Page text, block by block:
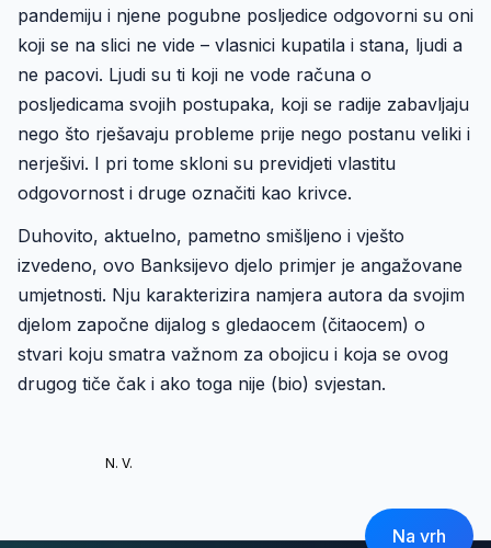
pandemiju i njene pogubne posljedice odgovorni su oni
koji se na slici ne vide – vlasnici kupatila i stana, ljudi a
ne pacovi. Ljudi su ti koji ne vode računa o
posljedicama svojih postupaka, koji se radije zabavljaju
nego što rješavaju probleme prije nego postanu veliki i
nerješivi. I pri tome skloni su previdjeti vlastitu
odgovornost i druge označiti kao krivce.
Duhovito, aktuelno, pametno smišljeno i vješto
izvedeno, ovo Banksijevo djelo primjer je angažovane
umjetnosti. Nju karakterizira namjera autora da svojim
djelom započne dijalog s gledaocem (čitaocem) o
stvari koju smatra važnom za obojicu i koja se ovog
drugog tiče čak i ako toga nije (bio) svjestan.
N. V.
Na vrh